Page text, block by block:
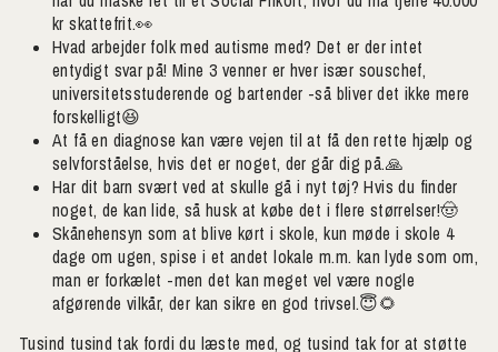
kr skattefrit.👀
Hvad arbejder folk med autisme med? Det er der intet
entydigt svar på! Mine 3 venner er hver især souschef,
universitetsstuderende og bartender -så bliver det ikke mere
forskelligt😆
At få en diagnose kan være vejen til at få den rette hjælp og
selvforståelse, hvis det er noget, der går dig på.🙏
Har dit barn svært ved at skulle gå i nyt tøj? Hvis du finder
noget, de kan lide, så husk at købe det i flere størrelser!🤠
Skånehensyn som at blive kørt i skole, kun møde i skole 4
dage om ugen, spise i et andet lokale m.m. kan lyde som om,
man er forkælet -men det kan meget vel være nogle
afgørende vilkår, der kan sikre en god trivsel.😇🌻
Tusind tusind tak fordi du læste med, og tusind tak for at støtte
strikkeopskrift
Klik på JA TAK herunder.
Det er nemt og sikkert.
JA TAK
Nej tak - Det ønsker jeg ikke.